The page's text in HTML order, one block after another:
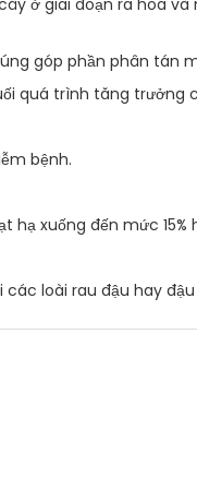
góp phần phân tán
quá trình tăng trưởng
bệnh.
hạ xuống đến mức 15%
loài rau đậu hay